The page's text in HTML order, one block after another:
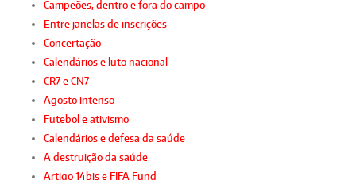
Campeões, dentro e fora do campo
Entre janelas de inscrições
Concertação
Calendários e luto nacional
CR7 e CN7
Agosto intenso
Futebol e ativismo
Calendários e defesa da saúde
A destruição da saúde
Artigo 14bis e FIFA Fund